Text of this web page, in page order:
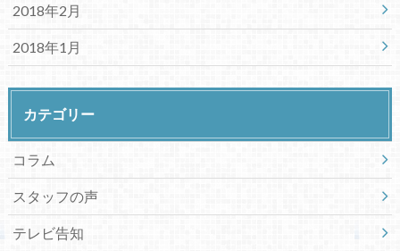
2018年2月
2018年1月
カテゴリー
コラム
スタッフの声
テレビ告知